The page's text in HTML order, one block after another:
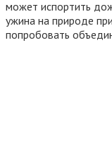
может испортить
ужина на природе
попробовать